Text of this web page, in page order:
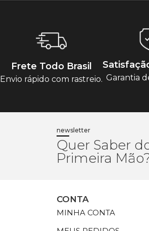
Frete Todo Brasil
Envio rápido com rastreio. Garantia
newsletter
Quer Saber
Primeira
CONTA
MINHA CONTA